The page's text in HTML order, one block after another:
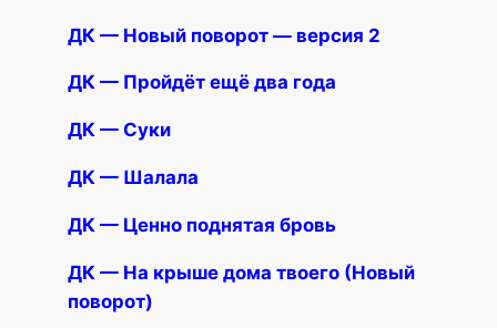
ДК — Новый поворот — версия 2
ДК — Пройдёт ещё два года
ДК — Суки
ДК — Шалала
ДК — Ценно поднятая бровь
ДК — На крыше дома твоего (Новый
поворот)